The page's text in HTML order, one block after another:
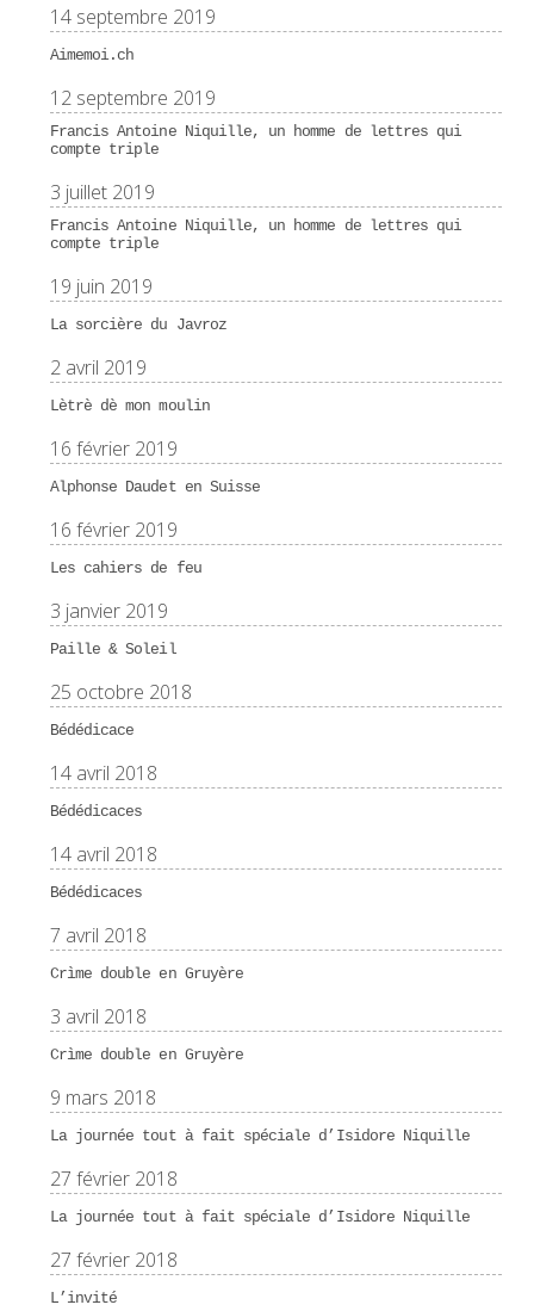
14 septembre 2019
Aimemoi.ch
12 septembre 2019
Francis Antoine Niquille, un homme de lettres qui
compte triple
3 juillet 2019
Francis Antoine Niquille, un homme de lettres qui
compte triple
19 juin 2019
La sorcière du Javroz
2 avril 2019
Lètrè dè mon moulin
16 février 2019
Alphonse Daudet en Suisse
16 février 2019
Les cahiers de feu
3 janvier 2019
Paille & Soleil
25 octobre 2018
Bédédicace
14 avril 2018
Bédédicaces
14 avril 2018
Bédédicaces
7 avril 2018
Crìme double en Gruyère
3 avril 2018
Crìme double en Gruyère
9 mars 2018
La journée tout à fait spéciale d’Isidore Niquille
27 février 2018
La journée tout à fait spéciale d’Isidore Niquille
27 février 2018
L’invité